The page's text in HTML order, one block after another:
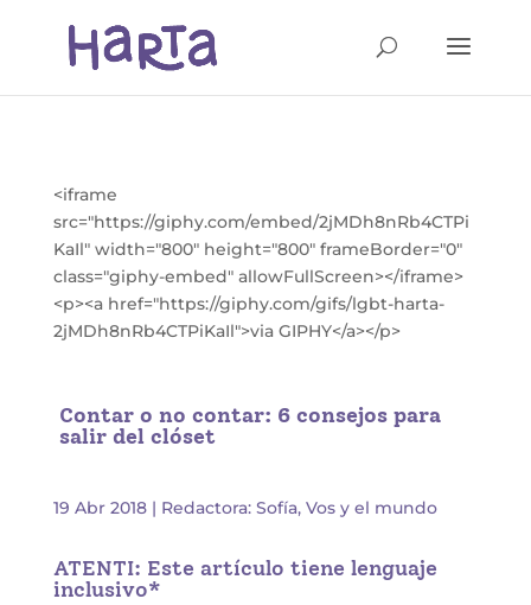
<iframe
src="https://giphy.com/embed/2jMDh8nRb4CTPi
KaIl" width="800" height="800" frameBorder="0"
class="giphy-embed" allowFullScreen></iframe>
<p><a href="https://giphy.com/gifs/lgbt-harta-
2jMDh8nRb4CTPiKaIl">via GIPHY</a></p>
Contar o no contar: 6 consejos para
salir del clóset
19 Abr 2018| Redactora: Sofía, Vos y el mundo
ATENTI: Este artículo tiene lenguaje
inclusivo*